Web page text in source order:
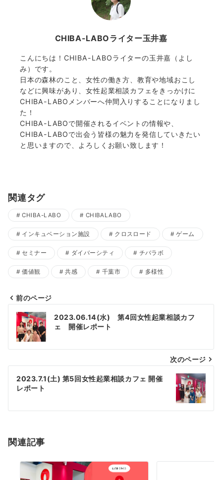
CHIBA-LABOライター玉井嘉
こんにちは！CHIBA-LABOライターの玉井嘉（よし
み）です。
日本の森林のこと、女性の働き方、教育や地域おこし
などに興味があり、女性起業相談カフェをきっかけに
CHIBA-LABOメンバーへ仲間入りすることになりまし
た！
CHIBA-LABOで開催されるイベントの情報や、
CHIBA-LABOで出会う皆様の魅力を発信していきたい
と思いますので、よろしくお願い致します！
関連タグ
CHIBA-LABO CHIBALABO
インキュベーション施設 クロスロード ゲーム
セミナー ダイバーシティ チバラボ
価値観 共感 千葉市 多様性
投
稿
ナ
ビ
ゲ
シ
ン
前のページ
2023.06.14(水) 第4回女性起業相談カフ
ェ 開催レポート
次のページ
2023.7.1(土) 第5回女性起業相談カフェ 開催
レポート
関連記事